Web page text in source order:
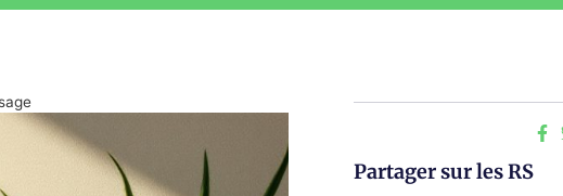
Partager sur les RS